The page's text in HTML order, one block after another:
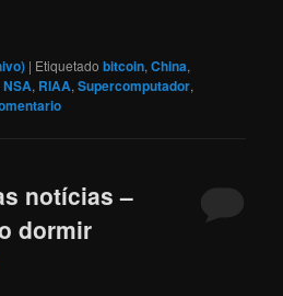
| Etiquetado bitcoin,China,
NSA, RIAA,Supercomputador,
notícias –
dormir